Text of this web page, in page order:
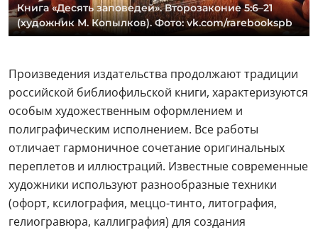
Книга «Десять заповедей». Второзаконие 5:6–21
(художник М. Копылков). Фото: vk.com/rarebookspb
Произведения издательства продолжают традиции
российской библиофильской книги, характеризуются
особым художественным оформлением и
полиграфическим исполнением. Все работы
отличает гармоничное сочетание оригинальных
переплетов и иллюстраций. Известные современные
художники используют разнообразные техники
(офорт, ксилография, меццо-тинто, литография,
гелиогравюра, каллиграфия) для создания